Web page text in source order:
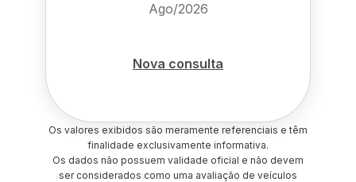
Ago/2026
Nova consulta
Os valores exibidos são meramente referenciais e têm
finalidade exclusivamente informativa.
Os dados não possuem validade oficial e não devem
ser considerados como uma avaliação de veículos